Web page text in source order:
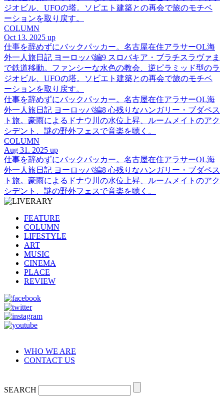
ジオビル、UFOの塔。ソビエト建築との再会で旅のモチベ
ーションを取り戻す。
COLUMN
Oct 13. 2025 up
仕事を辞めずにバックパッカー。名古屋在住アラサーOL海
外一人旅日記 ヨーロッパ編9 スロバキア・ブラチスラヴァま
で鉄道移動。ファンシーな水色の教会、逆ピラミッド型のラ
ジオビル、UFOの塔。ソビエト建築との再会で旅のモチベ
ーションを取り戻す。
仕事を辞めずにバックパッカー。名古屋在住アラサーOL海
外一人旅日記 ヨーロッパ編8 心残りなハンガリー・ブダペス
ト旅。豪雨によるドナウ川の水位上昇、ルームメイトのアク
シデント、謎の野外フェスで音楽を聴く。
COLUMN
Aug 31. 2025 up
仕事を辞めずにバックパッカー。名古屋在住アラサーOL海
外一人旅日記 ヨーロッパ編8 心残りなハンガリー・ブダペス
ト旅。豪雨によるドナウ川の水位上昇、ルームメイトのアク
シデント、謎の野外フェスで音楽を聴く。
FEATURE
COLUMN
LIFESTYLE
ART
MUSIC
CINEMA
PLACE
REVIEW
WHO WE ARE
CONTACT US
SEARCH